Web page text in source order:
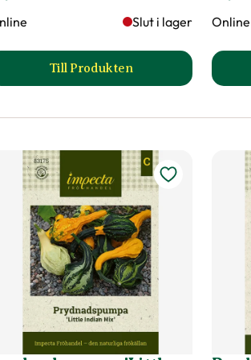
Slut i lager
Till Produkten
till Prydnadschili 'Victoria'
Online